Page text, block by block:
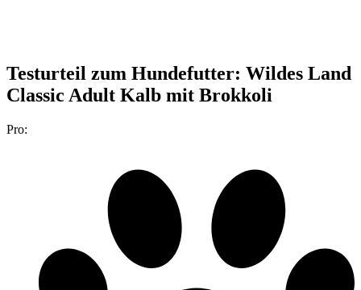
Testurteil zum Hundefutter: Wildes Land
Classic Adult Kalb mit Brokkoli
Pro: